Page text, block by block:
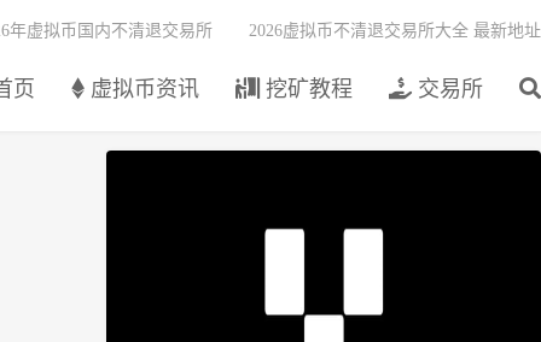
页 虚拟币资讯 挖矿教程 交易所
年虚拟币国内不清退交易所 2026虚拟币不清退交易所大全 最新地址